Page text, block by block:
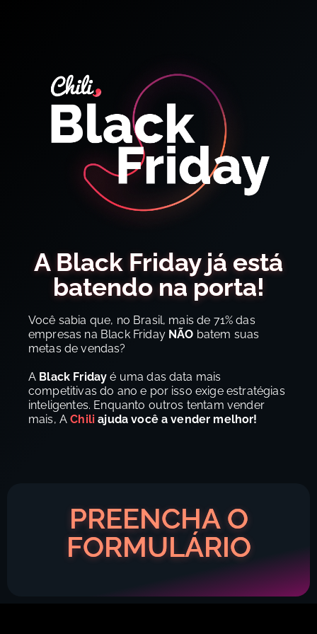
A Black Friday já está
batendo na porta!
Você sabia que, no Brasil, mais de 71% das
empresas na Black Friday NÃO batem suas
metas de vendas?
A Black Friday é uma das data mais
competitivas do ano e por isso exige estratégias
inteligentes. Enquanto outros tentam vender
mais, AChiliajuda você a vender melhor!
PREENCHA O
FORMULÁRIO